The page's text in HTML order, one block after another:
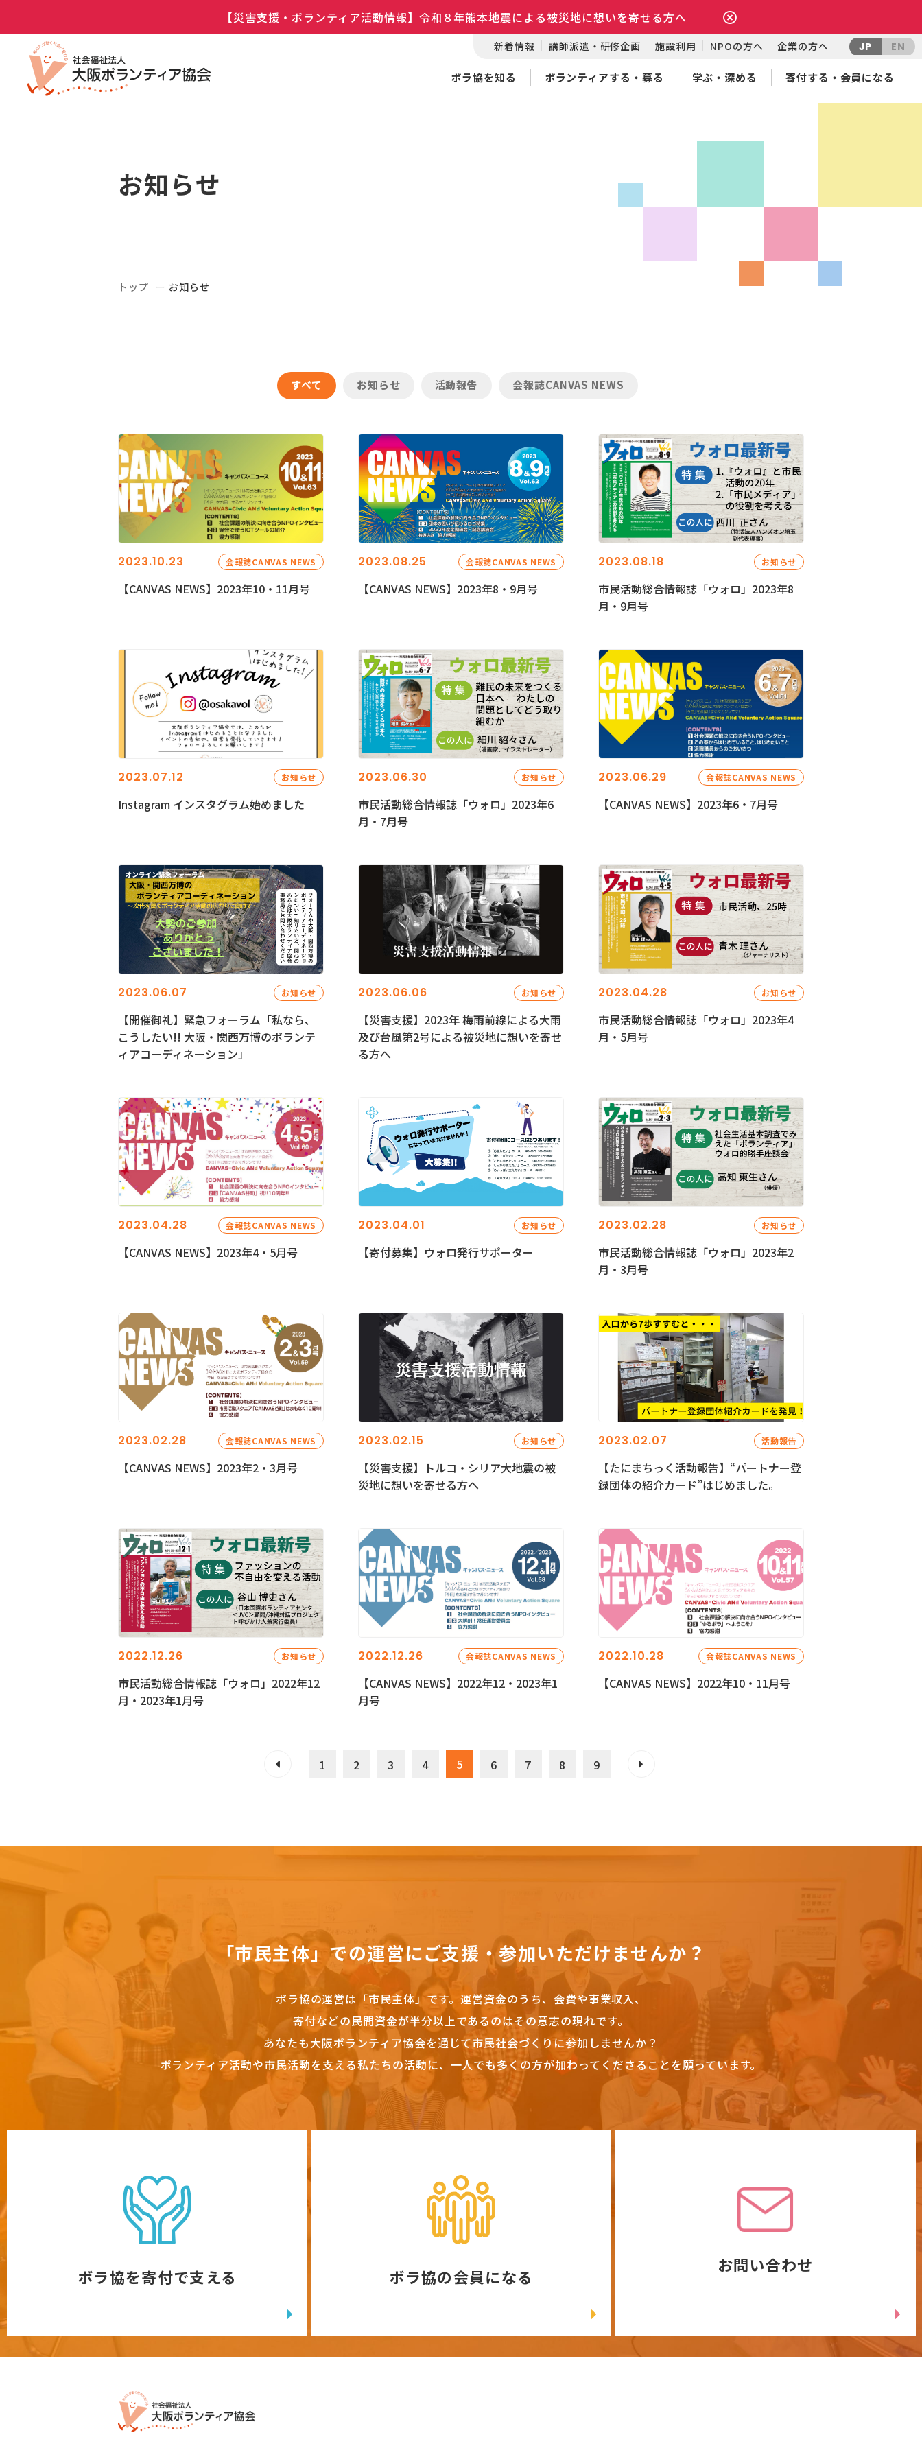
【災害支援・ボランティア活動情報】令和８年熊本地震による被災地に想いを寄せる方へ
新着情報 講師派遣・研修企画 施設利用 NPOの方へ 企業の方へ JP EN
ボラ協を知る ボランティアする・募る 学ぶ・深める 寄付する・会員になる
お知らせ
トップ お知らせ
すべて お知らせ 活動報告 会報誌CANVAS NEWS
2023.10.23 会報誌CANVAS NEWS
【CANVAS NEWS】2023年10・11月号
2023.08.25 会報誌CANVAS NEWS
【CANVAS NEWS】2023年8・9月号
2023.08.18 お知らせ
市民活動総合情報誌「ウォロ」2023年8
月・9月号
2023.07.12 お知らせ
Instagram インスタグラム始めました
2023.06.30 お知らせ
市民活動総合情報誌「ウォロ」2023年6
月・7月号
2023.06.29 会報誌CANVAS NEWS
【CANVAS NEWS】2023年6・7月号
2023.06.07 お知らせ
【開催御礼】緊急フォーラム「私なら、
こうしたい!! 大阪・関西万博のボランテ
ィアコーディネーション」
2023.06.06 お知らせ
【災害支援】2023年 梅雨前線による大雨
及び台風第2号による被災地に想いを寄せ
る方へ
2023.04.28 お知らせ
市民活動総合情報誌「ウォロ」2023年4
月・5月号
2023.04.28 会報誌CANVAS NEWS
【CANVAS NEWS】2023年4・5月号
2023.04.01 お知らせ
【寄付募集】ウォロ発行サポーター
2023.02.28 お知らせ
市民活動総合情報誌「ウォロ」2023年2
月・3月号
2023.02.28 会報誌CANVAS NEWS
【CANVAS NEWS】2023年2・3月号
2023.02.15 お知らせ
【災害支援】トルコ・シリア大地震の被
災地に想いを寄せる方へ
2023.02.07 活動報告
【たにまちっく活動報告】“パートナー登
録団体の紹介カード”はじめました。
2022.12.26 お知らせ
市民活動総合情報誌「ウォロ」2022年12
月・2023年1月号
2022.12.26 会報誌CANVAS NEWS
【CANVAS NEWS】2022年12・2023年1
月号
2022.10.28 会報誌CANVAS NEWS
【CANVAS NEWS】2022年10・11月号
1 2 3 4 5 6 7 8 9
「市民主体」での運営にご支援・参加いただけませんか？
ボラ協の運営は「市民主体」です。 運営資金のうち、会費や事業収入、
寄付などの民間資金が半分以上であるのはその意志の現れです。
あなたも大阪ボランティア協会を通じて市民社会づくりに参加しませんか？
ボランティア活動や市民活動を支える私たちの活動に、一人でも多くの方が加わってくださることを願っています。
ボラ協を寄付で支える ボラ協の会員になる
お問い合わせ